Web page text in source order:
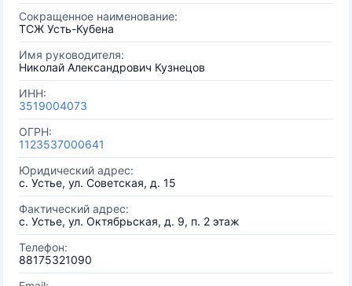
Сокращенное наименование:
ТСЖ Усть-Кубена
Имя руководителя:
Николай Александрович Кузнецов
ИНН:
3519004073
ОГРН:
1123537000641
Юридический адрес:
с. Устье, ул. Советская, д. 15
Фактический адрес:
с. Устье, ул. Октябрьская, д. 9, п. 2 этаж
Телефон:
88175321090